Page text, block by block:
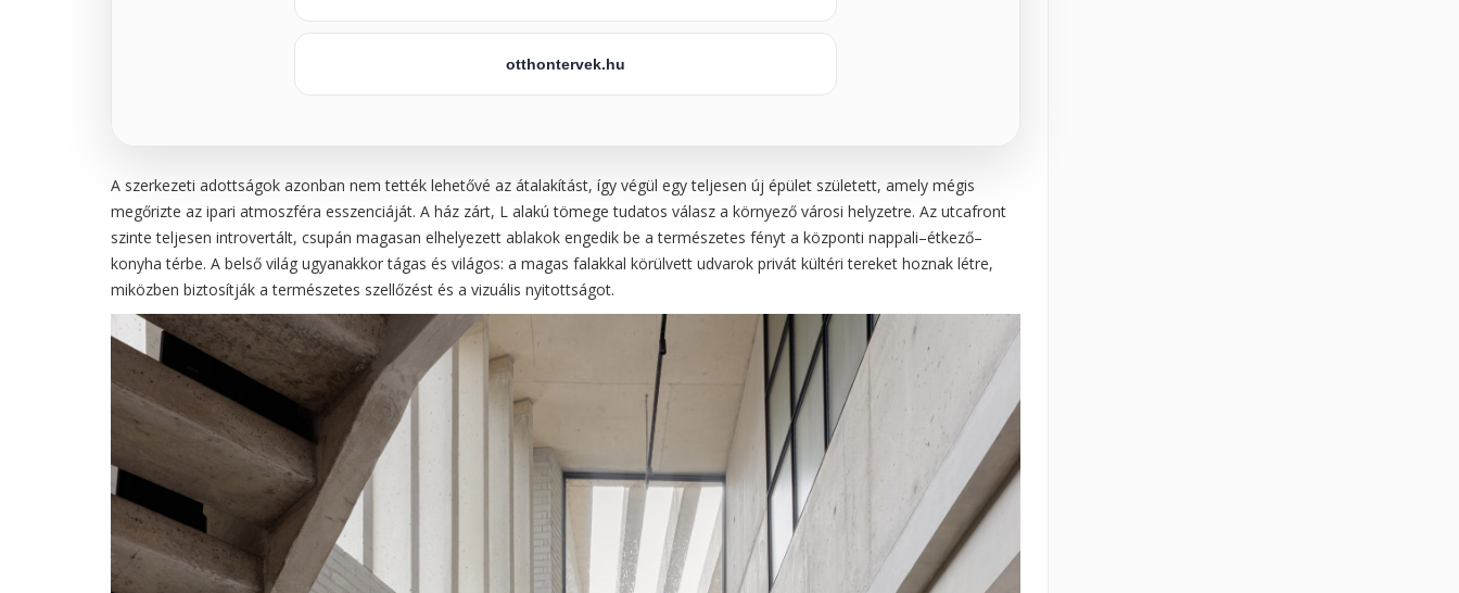
otthontervek.hu
A szerkezeti adottságok azonban nem tették lehetővé az átalakítást, így végül egy teljesen új épület született, amely mégis
megőrizte az ipari atmoszféra esszenciáját. A ház zárt, L alakú tömege tudatos válasz a környező városi helyzetre. Az utcafront
szinte teljesen introvertált, csupán magasan elhelyezett ablakok engedik be a természetes fényt a központi nappali–étkező–
konyha térbe. A belső világ ugyanakkor tágas és világos: a magas falakkal körülvett udvarok privát kültéri tereket hoznak létre,
miközben biztosítják a természetes szellőzést és a vizuális nyitottságot.